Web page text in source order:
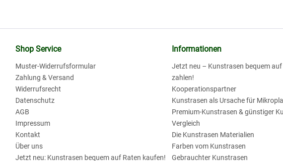
Shop Service
Muster-Widerrufsformular
Zahlung & Versand
Widerrufsrecht
Datenschutz
AGB
Impressum
Kontakt
Über uns
Jetzt neu: Kunstrasen bequem auf Raten kaufen!
Informationen
Jetzt neu – Kunstrasen bequem auf
zahlen!
Kooperationspartner
Kunstrasen als Ursache für
Premium-Kunstrasen & günstiger
Vergleich
Die Kunstrasen Materialien
Farben vom Kunstrasen
Gebrauchter Kunstrasen